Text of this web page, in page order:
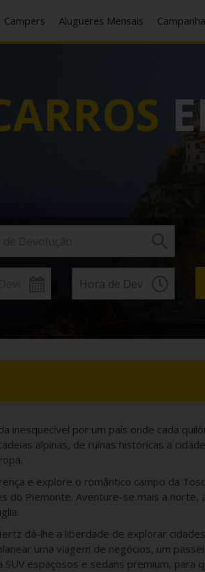
Campers Alugueres Mensais
inesquecível por um país onde cada
alpinas, de ruínas históricas a
e explore o romântico campo da
do Piemonte. Aventure-se mais a
dá-lhe a liberdade de explorar
uma viagem de negócios, um
espaçosos e sedans premium, para